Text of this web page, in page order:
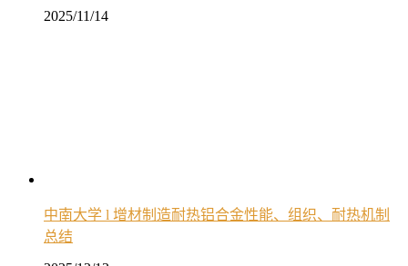
2025/11/14
中南大学 l 增材制造耐热铝合金性能、组织、耐热机制
总结